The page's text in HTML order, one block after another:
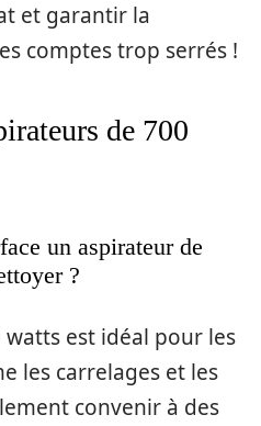
et garantir la
comptes trop serrés !
de 700
un aspirateur de
?
est idéal pour les
les carrelages et les
convenir à des